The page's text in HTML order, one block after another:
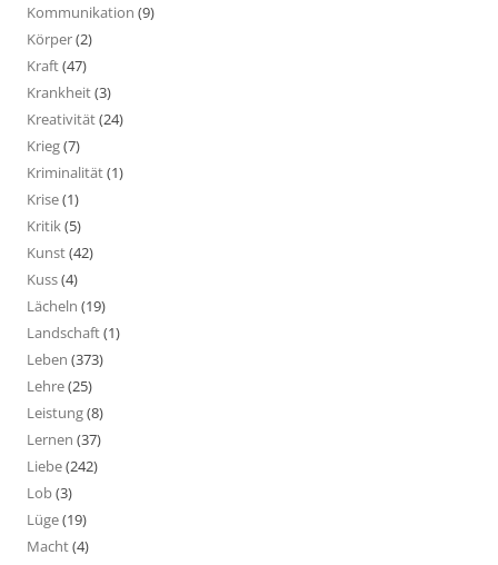
Kommunikation (9)
Körper(2)
Kraft(47)
Krankheit(3)
Kreativität(24)
Krieg(7)
Kriminalität(1)
Krise(1)
Kritik(5)
Kunst(42)
Kuss(4)
Lächeln (19)
Landschaft(1)
Leben (373)
Lehre(25)
Leistung(8)
Lernen (37)
Liebe(242)
Lob(3)
Lüge(19)
Macht(4)